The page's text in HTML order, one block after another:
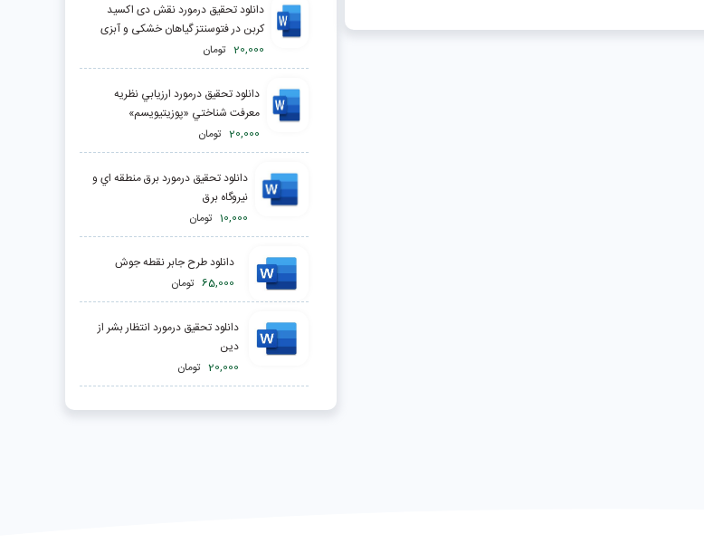
دانلود تحقیق درمورد نقش دی اکسید
کربن در فتوسنتز گیاهان خشکی و آبزی
20,000 تومان
دانلود تحقیق درمورد ارزيابي نظريه
معرفت شناختي «پوزيتيويسم»
20,000 تومان
دانلود تحقیق درمورد برق منطقه اي و
نيروگاه برق
10,000 تومان
دانلود طرح جابر نقطه جوش
65,000 تومان
دانلود تحقیق درمورد انتظار بشر از
دين
20,000 تومان